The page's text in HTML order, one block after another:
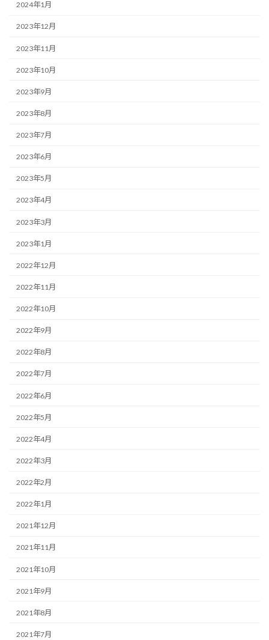
2024年1月
2023年12月
2023年11月
2023年10月
2023年9月
2023年8月
2023年7月
2023年6月
2023年5月
2023年4月
2023年3月
2023年1月
2022年12月
2022年11月
2022年10月
2022年9月
2022年8月
2022年7月
2022年6月
2022年5月
2022年4月
2022年3月
2022年2月
2022年1月
2021年12月
2021年11月
2021年10月
2021年9月
2021年8月
2021年7月